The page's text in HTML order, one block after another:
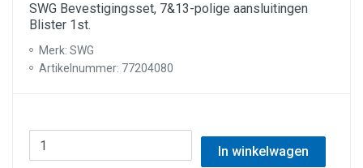
SWG Bevestigingsset, 7&13-polige aansluitingen
Blister 1st.
Merk: SWG
Artikelnummer: 77204080
In winkelwagen